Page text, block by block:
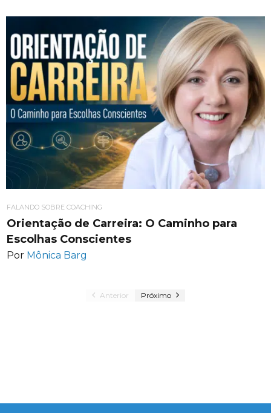
FALANDO SOBRE COACHING
Orientação de Carreira: O Caminho para
Escolhas Conscientes
Por Mônica Barg
Anterior Próximo